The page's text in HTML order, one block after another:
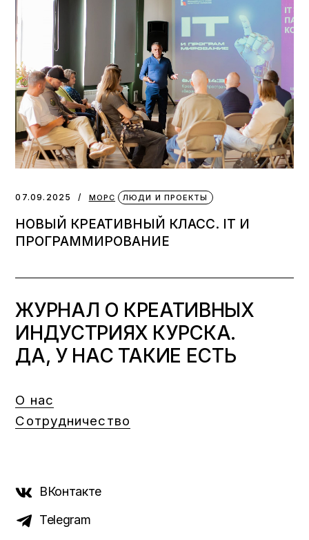
07.09.2025 МОРС ЛЮДИ И ПРОЕКТЫ
НОВЫЙ КРЕАТИВНЫЙ КЛАСС. IT И
ПРОГРАММИРОВАНИЕ
ЖУРНАЛ О КРЕАТИВНЫХ
ИНДУСТРИЯХ КУРСКА.
ДА, У НАС ТАКИЕ ЕСТЬ
О нас
Сотрудничество
ВКонтакте
Telegram